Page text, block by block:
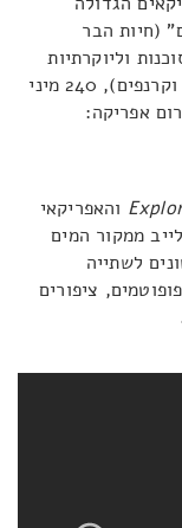
(חיות הבר
וליוקרתיות
ביותר לציד, בהן גם אריות, נמרים, תאואים וקרנפים), 240 מיני
אפריקה:
והאפריקאי
24/7 בלייב ממקור המים
לשתייה
ציפורים